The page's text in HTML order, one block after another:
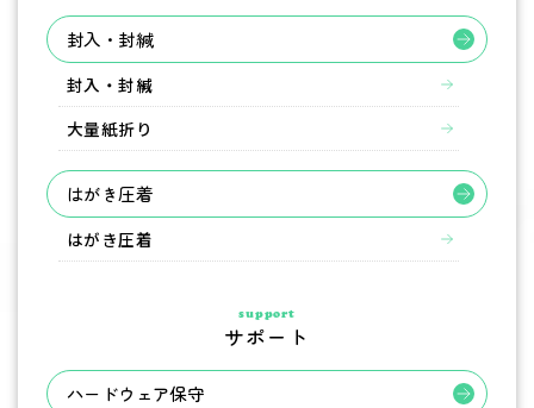
封入・封緘
封入・封緘
大量紙折り
はがき圧着
はがき圧着
support
サポート
ハードウェア保守